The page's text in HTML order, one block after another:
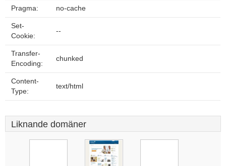
Pragma: no-cache
Set-
Cookie:
--
Transfer-
Encoding:
chunked
Content-
Type:
text/html
Liknande domäner